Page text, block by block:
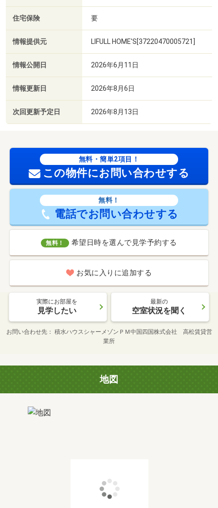
住宅保険 要
情報提供元 LIFULL HOME'S[37220470005721]
情報公開日 2026年6月11日
情報更新日 2026年8月6日
次回更新予定日 2026年8月13日
無料・簡単2項目！
この物件にお問い合わせする
無料！
電話でお問い合わせする
無料！ 希望日時を選んで見学予約する
お気に入りに追加する
実際にお部屋を
見学したい
最新の
空室状況を聞く
お問い合わせ先
積水ハウスシャーメゾンＰＭ中国四国株式会社 高松賃貸営
業所
地図